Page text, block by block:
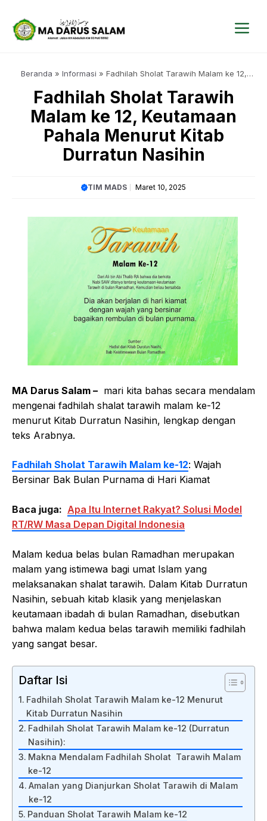
Beranda » Informasi » Fadhilah Sholat Tarawih Malam ke 12,
Fadhilah Sholat Tarawih
Malam ke 12, Keutamaan
Pahala Menurut Kitab
Durratun Nasihin
TIM MADS Maret 10, 2025
MA Darus Salam – mari kita bahas secara mendalam
mengenai fadhilah shalat tarawih malam ke-12
menurut Kitab Durratun Nasihin, lengkap dengan
teks Arabnya.
Fadhilah Sholat Tarawih Malam ke-12: Wajah
Bersinar Bak Bulan Purnama di Hari Kiamat
Baca juga: Apa Itu Internet Rakyat? Solusi Model
RT/RW Masa Depan Digital Indonesia
Malam kedua belas bulan Ramadhan merupakan
malam yang istimewa bagi umat Islam yang
melaksanakan shalat tarawih. Dalam Kitab Durratun
Nasihin, sebuah kitab klasik yang menjelaskan
keutamaan ibadah di bulan Ramadhan, disebutkan
bahwa malam kedua belas tarawih memiliki fadhilah
yang sangat besar.
Daftar Isi
Fadhilah Sholat Tarawih Malam ke-12 Menurut
Kitab Durratun Nasihin
Fadhilah Sholat Tarawih Malam ke-12 (Durratun
Nasihin):
Makna Mendalam Fadhilah Sholat Tarawih Malam
ke-12
Amalan yang Dianjurkan Sholat Tarawih di Malam
ke-12
Panduan Sholat Tarawih Malam ke-12